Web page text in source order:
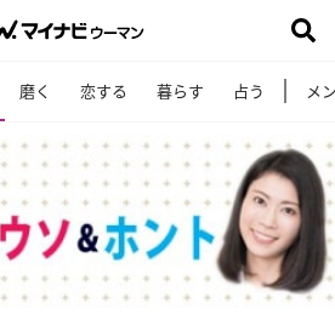
磨く 恋する 暮らす 占う メ